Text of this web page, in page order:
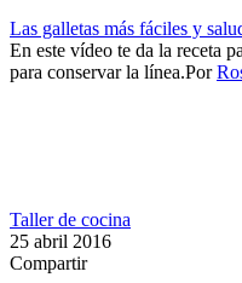
Las galletas más fáciles y
En este vídeo te da la receta
para conservar la línea.​​Por
Taller de cocina
25 abril 2016
Compartir